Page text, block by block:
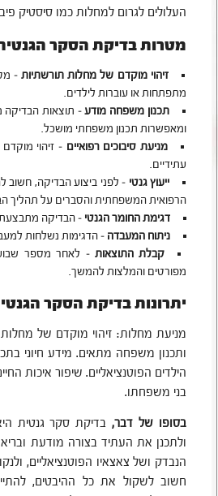
העלולים לגרום למחלות כמו סיסטיק
מטרות בדיקת הסקר
זיהוי מוקדם של מחלות תורשתיות–
מתפתחות או עוברות לילדים.
תכנון משפחה מודע– תוצאות הבדיקה
ומאפשרות תכנון משפחתי מושכל.
מניעת סיבוכים רפואיים – זיהוי
עתידיים.
ייעוץ גנטי – לפני ביצוע הבדיקה, חשוב
הרפואית המשפחתית והסברים על תהליך
דגימת החומר הגנטי – הבדיקה מתבצעת
ניתוח המעבדה – הדגימות נשלחות
קבלת התוצאות – לאחר מספר
מפורטים והמלצות להמשך.
יתרונות בדיקת הסקר
מניעת מחלות: זיהוי מוקדם של מחלות
ותכנון משפחה מתאים. מידע חיוני
הילדים הפוטנציאליים. שיפור איכות
בני משפחתו.
בסופו של דבר, בדיקת סקר גנטית
ולתכנן את העתיד בצורה מודעת
הנבדק ושל צאצאיו הפוטנציאליים,
חשוב לשקול את כל ההיבטים,